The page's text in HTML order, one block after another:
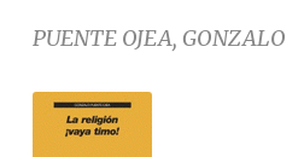
PUENTE OJEA, GONZALO